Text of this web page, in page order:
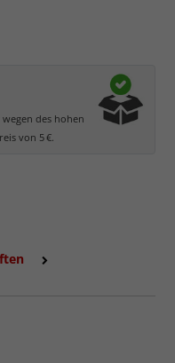
des hohen
von 5 €.